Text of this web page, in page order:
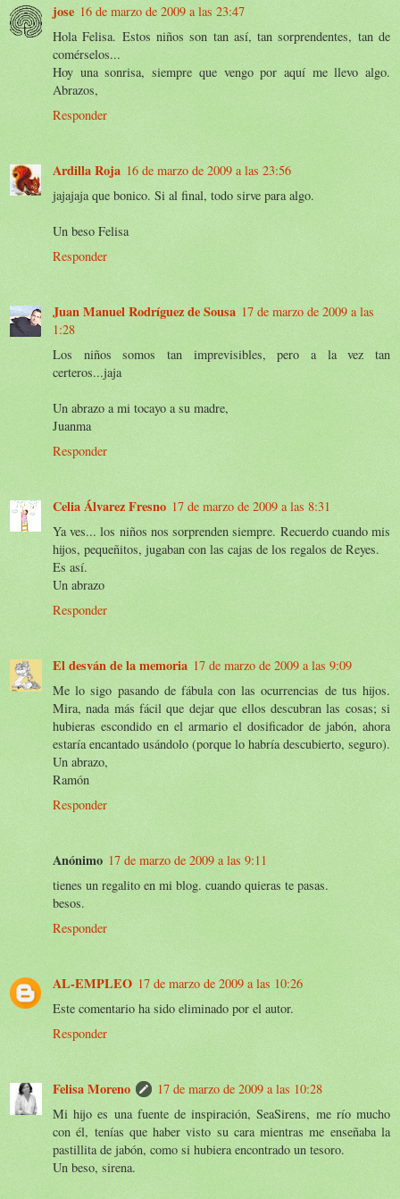
jose 16 de marzo de 2009 a las 23:47
Hola Felisa. Estos niños son tan así, tan sorprendentes, tan de
comérselos...
Hoy una sonrisa, siempre que vengo por aquí me llevo algo.
Abrazos,
Responder
Ardilla Roja 16 de marzo de 2009 a las 23:56
jajajaja que bonico. Si al final, todo sirve para algo.
Un beso Felisa
Responder
Juan Manuel Rodríguez de Sousa 17 de marzo de 2009 a las
1:28
Los niños somos tan imprevisibles, pero a la vez tan
certeros...jaja
Un abrazo a mi tocayo a su madre,
Juanma
Responder
Celia Álvarez Fresno 17 de marzo de 2009 a las 8:31
Ya ves... los niños nos sorprenden siempre. Recuerdo cuando mis
hijos, pequeñitos, jugaban con las cajas de los regalos de Reyes.
Es así.
Un abrazo
Responder
El desván de la memoria 17 de marzo de 2009 a las 9:09
Me lo sigo pasando de fábula con las ocurrencias de tus hijos.
Mira, nada más fácil que dejar que ellos descubran las cosas; si
hubieras escondido en el armario el dosificador de jabón, ahora
estaría encantado usándolo (porque lo habría descubierto, seguro).
Un abrazo,
Ramón
Responder
Anónimo 17 de marzo de 2009 a las 9:11
tienes un regalito en mi blog. cuando quieras te pasas.
besos.
Responder
AL-EMPLEO 17 de marzo de 2009 a las 10:26
Este comentario ha sido eliminado por el autor.
Responder
Felisa Moreno
17 de marzo de 2009 a las 10:28
Mi hijo es una fuente de inspiración, SeaSirens, me río mucho
con él, tenías que haber visto su cara mientras me enseñaba la
pastillita de jabón, como si hubiera encontrado un tesoro.
Un beso, sirena.